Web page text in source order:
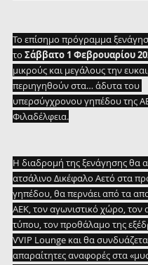
Το επίσημο πρόγραμμα
το Σάββατο 1 Φεβρουαρίου
μικρούς και μεγάλους την
περιηγηθούν στα… άδυτα του
υπερσύγχρονου γηπέδου της
Φιλαδέλφεια.
Η διαδρομή της ξενάγησης θα
ατσάλινο Δικέφαλο Αετό στα
γηπέδου, θα περνάει από τα
ΑΕΚ, τον αγωνιστικό χώρο, τον
τύπου, τον προθάλαμο της
VVIP Lounge και θα
απαραίτητες αναφορές στα